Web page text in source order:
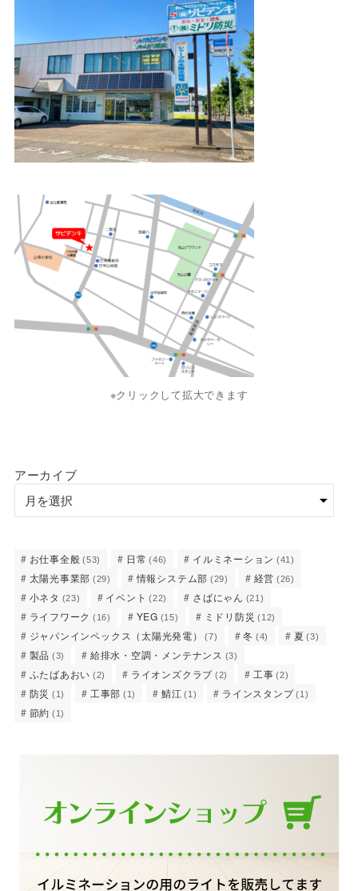
※クリックして拡大できます
アーカイブ
お仕事全般 (53) 日常 (46) イルミネーション (41)
太陽光事業部 (29) 情報システム部 (29) 経営 (26)
小ネタ (23) イベント (22) さばにゃん (21)
ライフワーク (16) YEG (15) ミドリ防災 (12)
ジャパンインペックス（太陽光発電） (7) 冬 (4) 夏 (3)
製品 (3) 給排水・空調・メンテナンス (3)
ふたばあおい (2) ライオンズクラブ (2) 工事 (2)
防災 (1) 工事部 (1) 鯖江 (1) ラインスタンプ (1)
節約 (1)